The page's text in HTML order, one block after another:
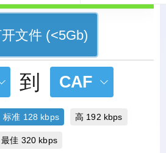
文件 (<5Gb)
到 CAF
标准 128 kbps 高 192 kbps
最佳 320 kbps